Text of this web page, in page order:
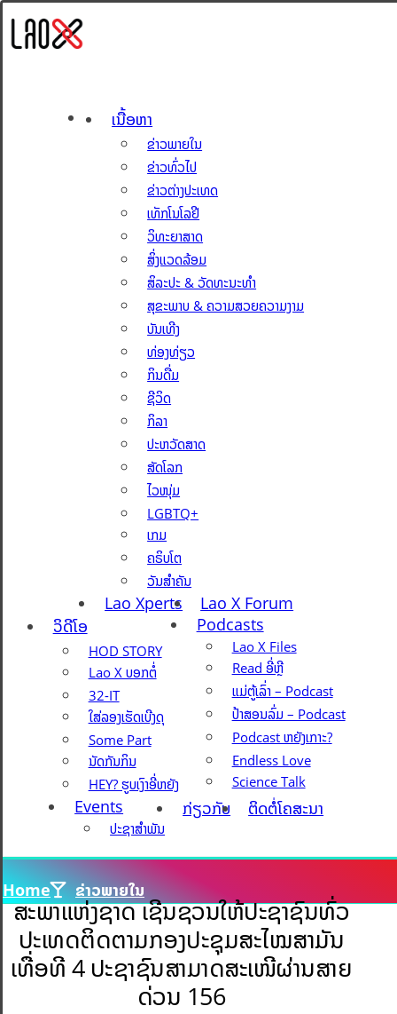
ເນື້ອຫາ
ຂ່າວພາຍໃນ
ຂ່າວທົ່ວໄປ
ຂ່າວຕ່າງປະເທດ
ເທັກໂນໂລຢີ
ວິທະຍາສາດ
ສິ່ງແວດລ້ອມ
ສິລະປະ & ວັດທະນະທຳ
ສຸຂະພາບ & ຄວາມສວຍຄວາມງາມ
ບັນເທີງ
ທ່ອງທ່ຽວ
ກິນດື່ມ
ຊີວິດ
ກິລາ
ປະຫວັດສາດ
ສັດໂລກ
ໄວໜຸ່ມ
LGBTQ+
ເກມ
ຄຣິບໂຕ
ວັນສຳຄັນ
Lao Xperts
Lao X Forum
ວິດີໂອ
HOD STORY
Lao X ບອກຕໍ່
32-IT
ໃສ່ລອງເຮັດເບີງດຸ
Some Part
ນັດກັນກິນ
HEY? ຮູບເງົາອີ່ຫຍັງ
Podcasts
Lao X Files
Read ອີ່ຫຼີ
ແມ່ຕູ້ເລົ່າ – Podcast
ປ້າສອນລົ່ມ – Podcast
Podcast ຫຍັງເກາະ?
Endless Love
Science Talk
Events
ປະຊາສຳພັນ
ກ່ຽວກັບ ຕິດຕໍ່ໂຄສະນາ
Home ຂ່າວພາຍໃນ
ສະພາແຫ່ງຊາດ ເຊີນຊວນໃຫ້ປະຊາຊົນທົ່ວ
ປະເທດຕິດຕາມກອງປະຊຸມສະໄໝສາມັນ
ເທື່ອທີ 4 ປະຊາຊົນສາມາດສະເໜີຜ່ານສາຍ
ດ່ວນ 156